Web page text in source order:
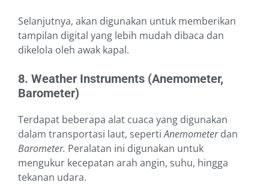
Selanjutnya, akan digunakan untuk memberikan
tampilan digital yang lebih mudah dibaca dan
dikelola oleh awak kapal.
8. Weather Instruments (Anemometer,
Barometer)
Terdapat beberapa alat cuaca yang digunakan
dalam transportasi laut, sepertiAnemometerdan
Barometer. Peralatan ini digunakan untuk
mengukur kecepatan arah angin, suhu, hingga
tekanan udara.